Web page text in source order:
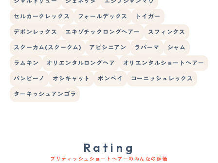
セルカークレックス フォールデックス トイガー
デボンレックス エキゾチックロングヘアー スフィンクス
スクーカム(スクークム) アビシニアン ラパーマ シャム
ラムキン オリエンタルロングヘア オリエンタルショートヘアー
バンビーノ オシキャット ボンベイ コーニッシュレックス
ターキッシュアンゴラ
Rating
ブリティッシュショートヘアーのみんなの評価